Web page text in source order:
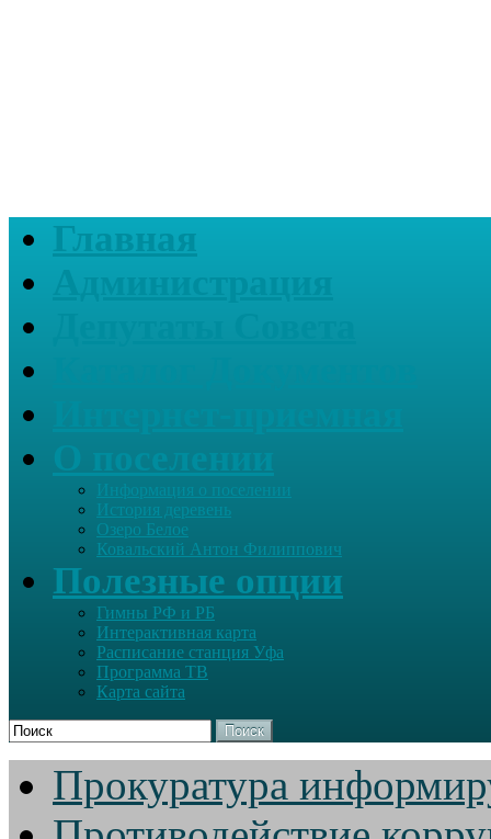
Главная
Информация о поселении
История деревень
Озеро Белое
Ковальский Антон Филиппович
Полезные опции
Гимны РФ и РБ
Интерактивная карта
Расписание станция Уфа
Программа ТВ
Карта сайта
Поиск
Прокуратура